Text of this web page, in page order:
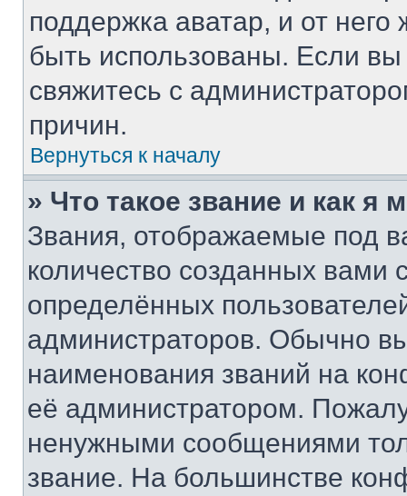
поддержка аватар, и от него
быть использованы. Если
свяжитесь с
причин.
Вернуться к началу
» Что такое звание и как я
Звания, отображаемые под
количество созданных
определённых
администраторов. Обычно
наименования званий на
её администратором.
ненужными сообщениями
звание. На большинстве